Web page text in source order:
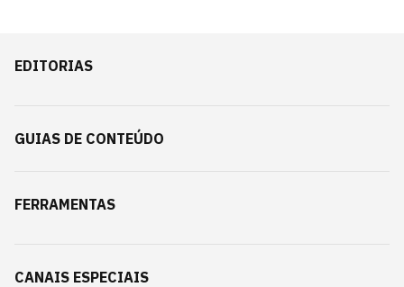
EDITORIAS
GUIAS DE CONTEÚDO
FERRAMENTAS
CANAIS ESPECIAIS